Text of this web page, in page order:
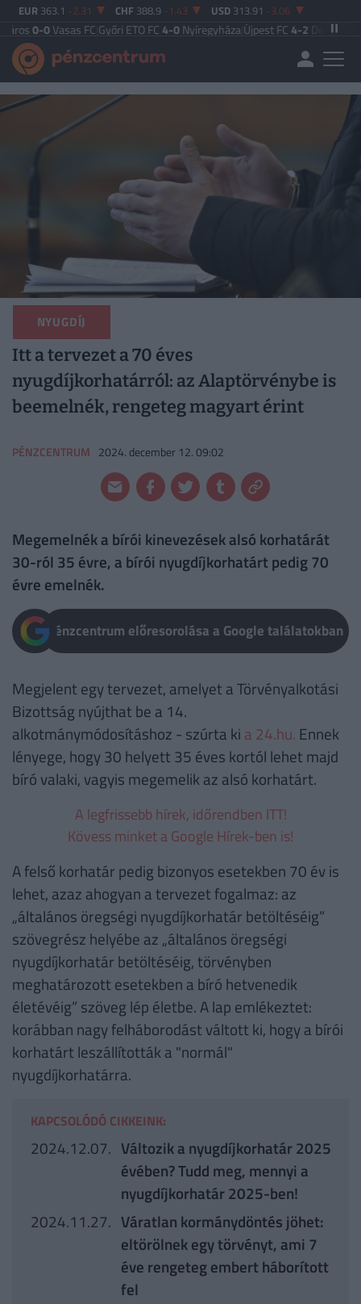
EUR 363.1 -2.31 CHF 388.9 -1.43 USD 313.91 -3.06
Vasas FC|Győri ETO FC4-0Nyíregyháza|Újpest FC4-2Debreceni VSC|
NYUGDÍJ
Itt a tervezet a 70 éves
nyugdíjkorhatárról: az Alaptörvénybe is
beemelnék, rengeteg magyart érint
PÉNZCENTRUM 2024. december 12. 09:02
Megemelnék a bírói kinevezések alsó korhatárát
30-ról 35 évre, a bírói nyugdíjkorhatárt pedig 70
évre emelnék.
Pénzcentrum előresorolása a Google találatokban
Megjelent egy tervezet, amelyet a Törvényalkotási
Bizottság nyújthat be a 14.
alkotmánymódosításhoz - szúrta ki a 24.hu. Ennek
lényege, hogy 30 helyett 35 éves kortól lehet majd
bíró valaki, vagyis megemelik az alsó korhatárt.
A legfrissebb hírek, időrendben ITT!
Kövess minket a Google Hírek-ben is!
A felső korhatár pedig bizonyos esetekben 70 év is
lehet, azaz ahogyan a tervezet fogalmaz: az
„általános öregségi nyugdíjkorhatár betöltéséig”
szövegrész helyébe az „általános öregségi
nyugdíjkorhatár betöltéséig, törvényben
meghatározott esetekben a bíró hetvenedik
életévéig” szöveg lép életbe. A lap emlékeztet:
korábban nagy felháborodást váltott ki, hogy a bírói
korhatárt leszállították a "normál"
nyugdíjkorhatárra.
KAPCSOLÓDÓ CIKKEINK:
2024.12.07. Változik a nyugdíjkorhatár 2025
évében? Tudd meg, mennyi a
nyugdíjkorhatár 2025-ben!
2024.11.27. Váratlan kormánydöntés jöhet:
eltörölnek egy törvényt, ami 7
éve rengeteg embert háborított
fel